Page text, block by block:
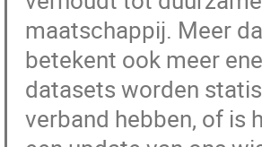
maatschappij. Meer
betekent ook meer
datasets worden
verband hebben, of is